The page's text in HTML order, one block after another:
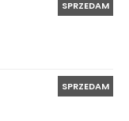
SPRZEDAM
SPRZEDAM